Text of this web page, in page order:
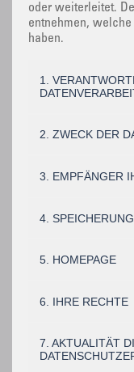
oder weiterleitet.
entnehmen,
haben.
1.
2. ZWECK DER
3. EMPFÄNGER
4.
5. HOMEPAGE
6. IHRE RECHTE
7. AKTUALITÄT